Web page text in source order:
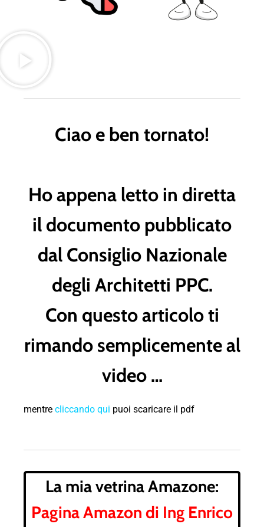
Ciao e ben tornato!
Ho appena letto in diretta
il documento pubblicato
dal Consiglio Nazionale
degli Architetti PPC.
Con questo articolo ti
rimando semplicemente al
video …
mentre cliccando qui puoi scaricare il pdf
La mia vetrina Amazone:
Pagina Amazon di Ing Enrico